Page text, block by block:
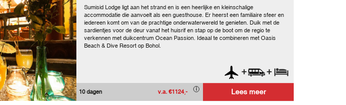
Sumisid Lodge ligt aan het strand en is een heerlijke en kleinschalige
accommodatie die aanvoelt als een guesthouse. Er heerst een familiaire sfeer en
iedereen komt om van de prachtige onderwaterwereld te genieten. Duik met de
sardientjes voor de deur vanaf het huisrif en stap op de boot om de regio te
verkennen met duikcentrum Ocean Passion. Ideaal te combineren met Oasis
Beach & Dive Resort op Bohol.
+ +
10 dagen v.a. €1124,- Lees meer